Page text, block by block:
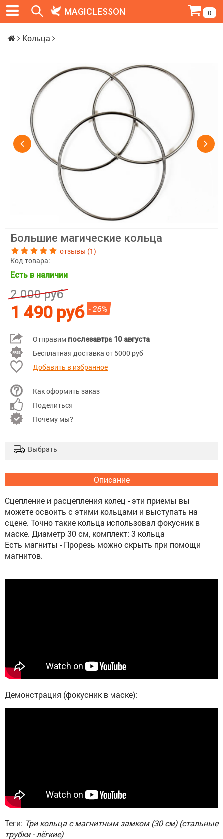
MAGICLESSON 0
Кольца
Большие магические кольца
отзывы (1)
Код товара:
Есть в наличии
2 000 руб
1 490 руб - 26%
Отправим послезавтра 10 августа
Бесплатная доставка от 5000 руб
Добавить в избранное
Как оформить заказ
Поделиться
Почему мы?
Выбрать
Описание
Сцепление и расцепления колец - эти приемы вы
можете освоить с этими кольцами и выступать на
сцене. Точно такие кольца использовал фокусник в
маске. Диаметр 30 см, комплект: 3 кольца
Есть магниты - Прорезь можно скрыть при помощи
магнитов.
Демонстрация (фокусник в маске):
Теги: Три кольца с магнитным замком (30 см) (стальные
трубки - лёгкие)